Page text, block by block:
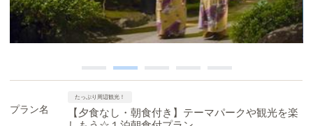
プラン名
たっぷり周辺観光！
【夕食なし・朝食付き】テーマパークや観光を楽